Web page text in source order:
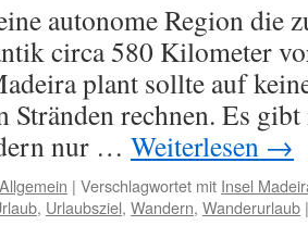
autonome Region die
circa 580 Kilometer
plant sollte auf
Stränden rechnen. Es
nur … Weiterlesen →
Allgemein | Verschlagwortet mit Insel
, Urlaubsziel, Wandern, Wanderurlaub |